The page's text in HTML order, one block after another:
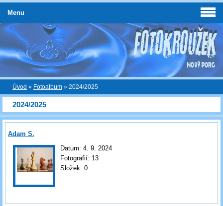
Úvod » Fotoalbum » 2024/2025
2024/2025
Adam S.
Datum: 4. 9. 2024
Fotografií: 13
Složek: 0
Menu